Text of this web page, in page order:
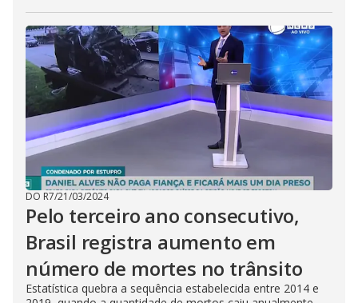
DO R7/21/03/2024
Pelo terceiro ano consecutivo,
Brasil registra aumento em
número de mortes no trânsito
Estatística quebra a sequência estabelecida entre 2014 e